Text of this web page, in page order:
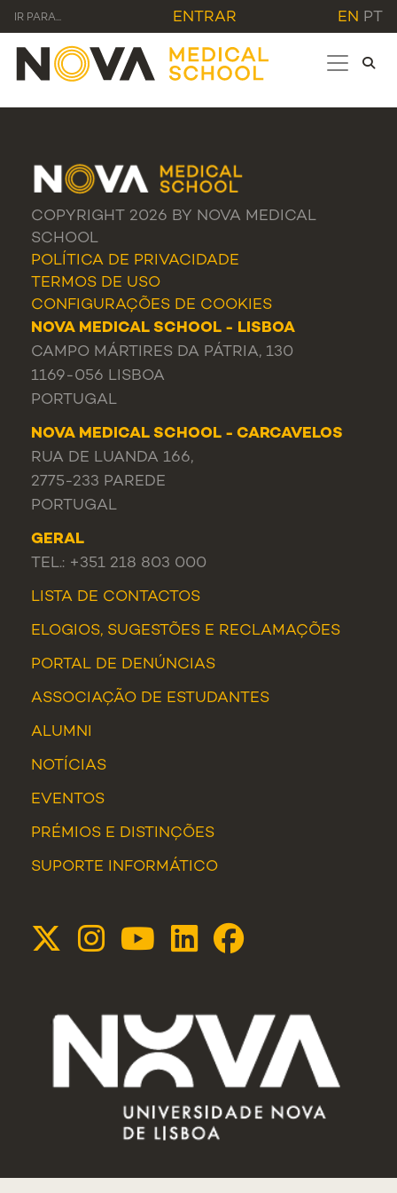
IR PARA... ENTRAR EN PT
COPYRIGHT 2026 BY NOVA MEDICAL
SCHOOL
POLÍTICA DE PRIVACIDADE
TERMOS DE USO
CONFIGURAÇÕES DE COOKIES
NOVA MEDICAL SCHOOL - LISBOA
CAMPO MÁRTIRES DA PÁTRIA, 130
1169-056 LISBOA
PORTUGAL
NOVA MEDICAL SCHOOL - CARCAVELOS
RUA DE LUANDA 166,
2775-233 PAREDE
PORTUGAL
GERAL
TEL.: +351 218 803 000
LISTA DE CONTACTOS
ELOGIOS, SUGESTÕES E RECLAMAÇÕES
PORTAL DE DENÚNCIAS
ASSOCIAÇÃO DE ESTUDANTES
ALUMNI
NOTÍCIAS
EVENTOS
PRÉMIOS E DISTINÇÕES
SUPORTE INFORMÁTICO